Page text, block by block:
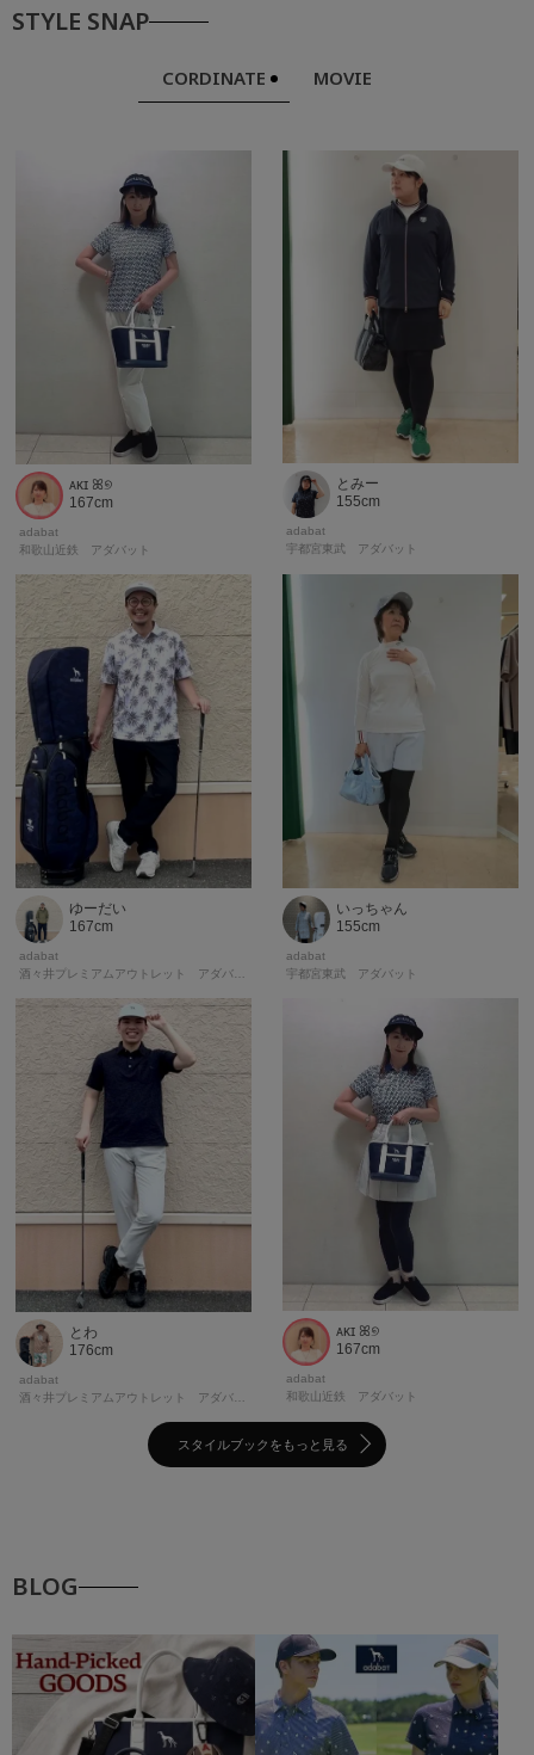
STYLE SNAP
CORDINATE MOVIE
ᴀᴋɪ ꕤ୭
167cm
adabat
和歌山近鉄 アダバット
とみー
155cm
adabat
宇都宮東武 アダバット
ゆーだい
167cm
adabat
いっちゃん
155cm
adabat
宇都宮東武 アダバット
とわ
176cm
adabat
ᴀᴋɪ ꕤ୭
167cm
adabat
和歌山近鉄 アダバット
スタイルブックをもっと見る
BLOG